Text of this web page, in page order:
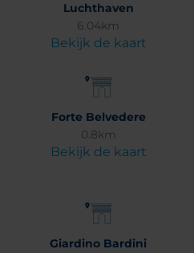
Luchthaven
6.04km
Bekijk de kaart
Forte Belvedere
0.8km
Bekijk de kaart
Giardino Bardini